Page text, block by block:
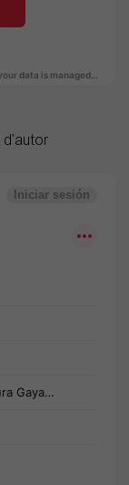
d'autor